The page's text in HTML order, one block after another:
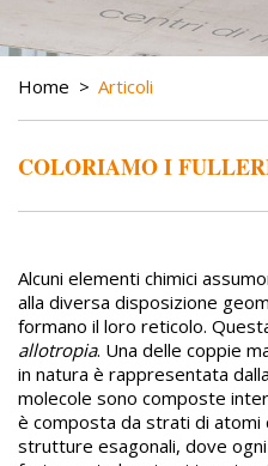
BREADCRUMB
Home Articoli
COLORIAMO I
Alcuni elementi chimici
alla diversa disposizione
formano il loro reticolo.
allotropia. Una delle coppie
in natura è rappresentata
molecole sono composte
è composta da strati di atomi
strutture esagonali, dove